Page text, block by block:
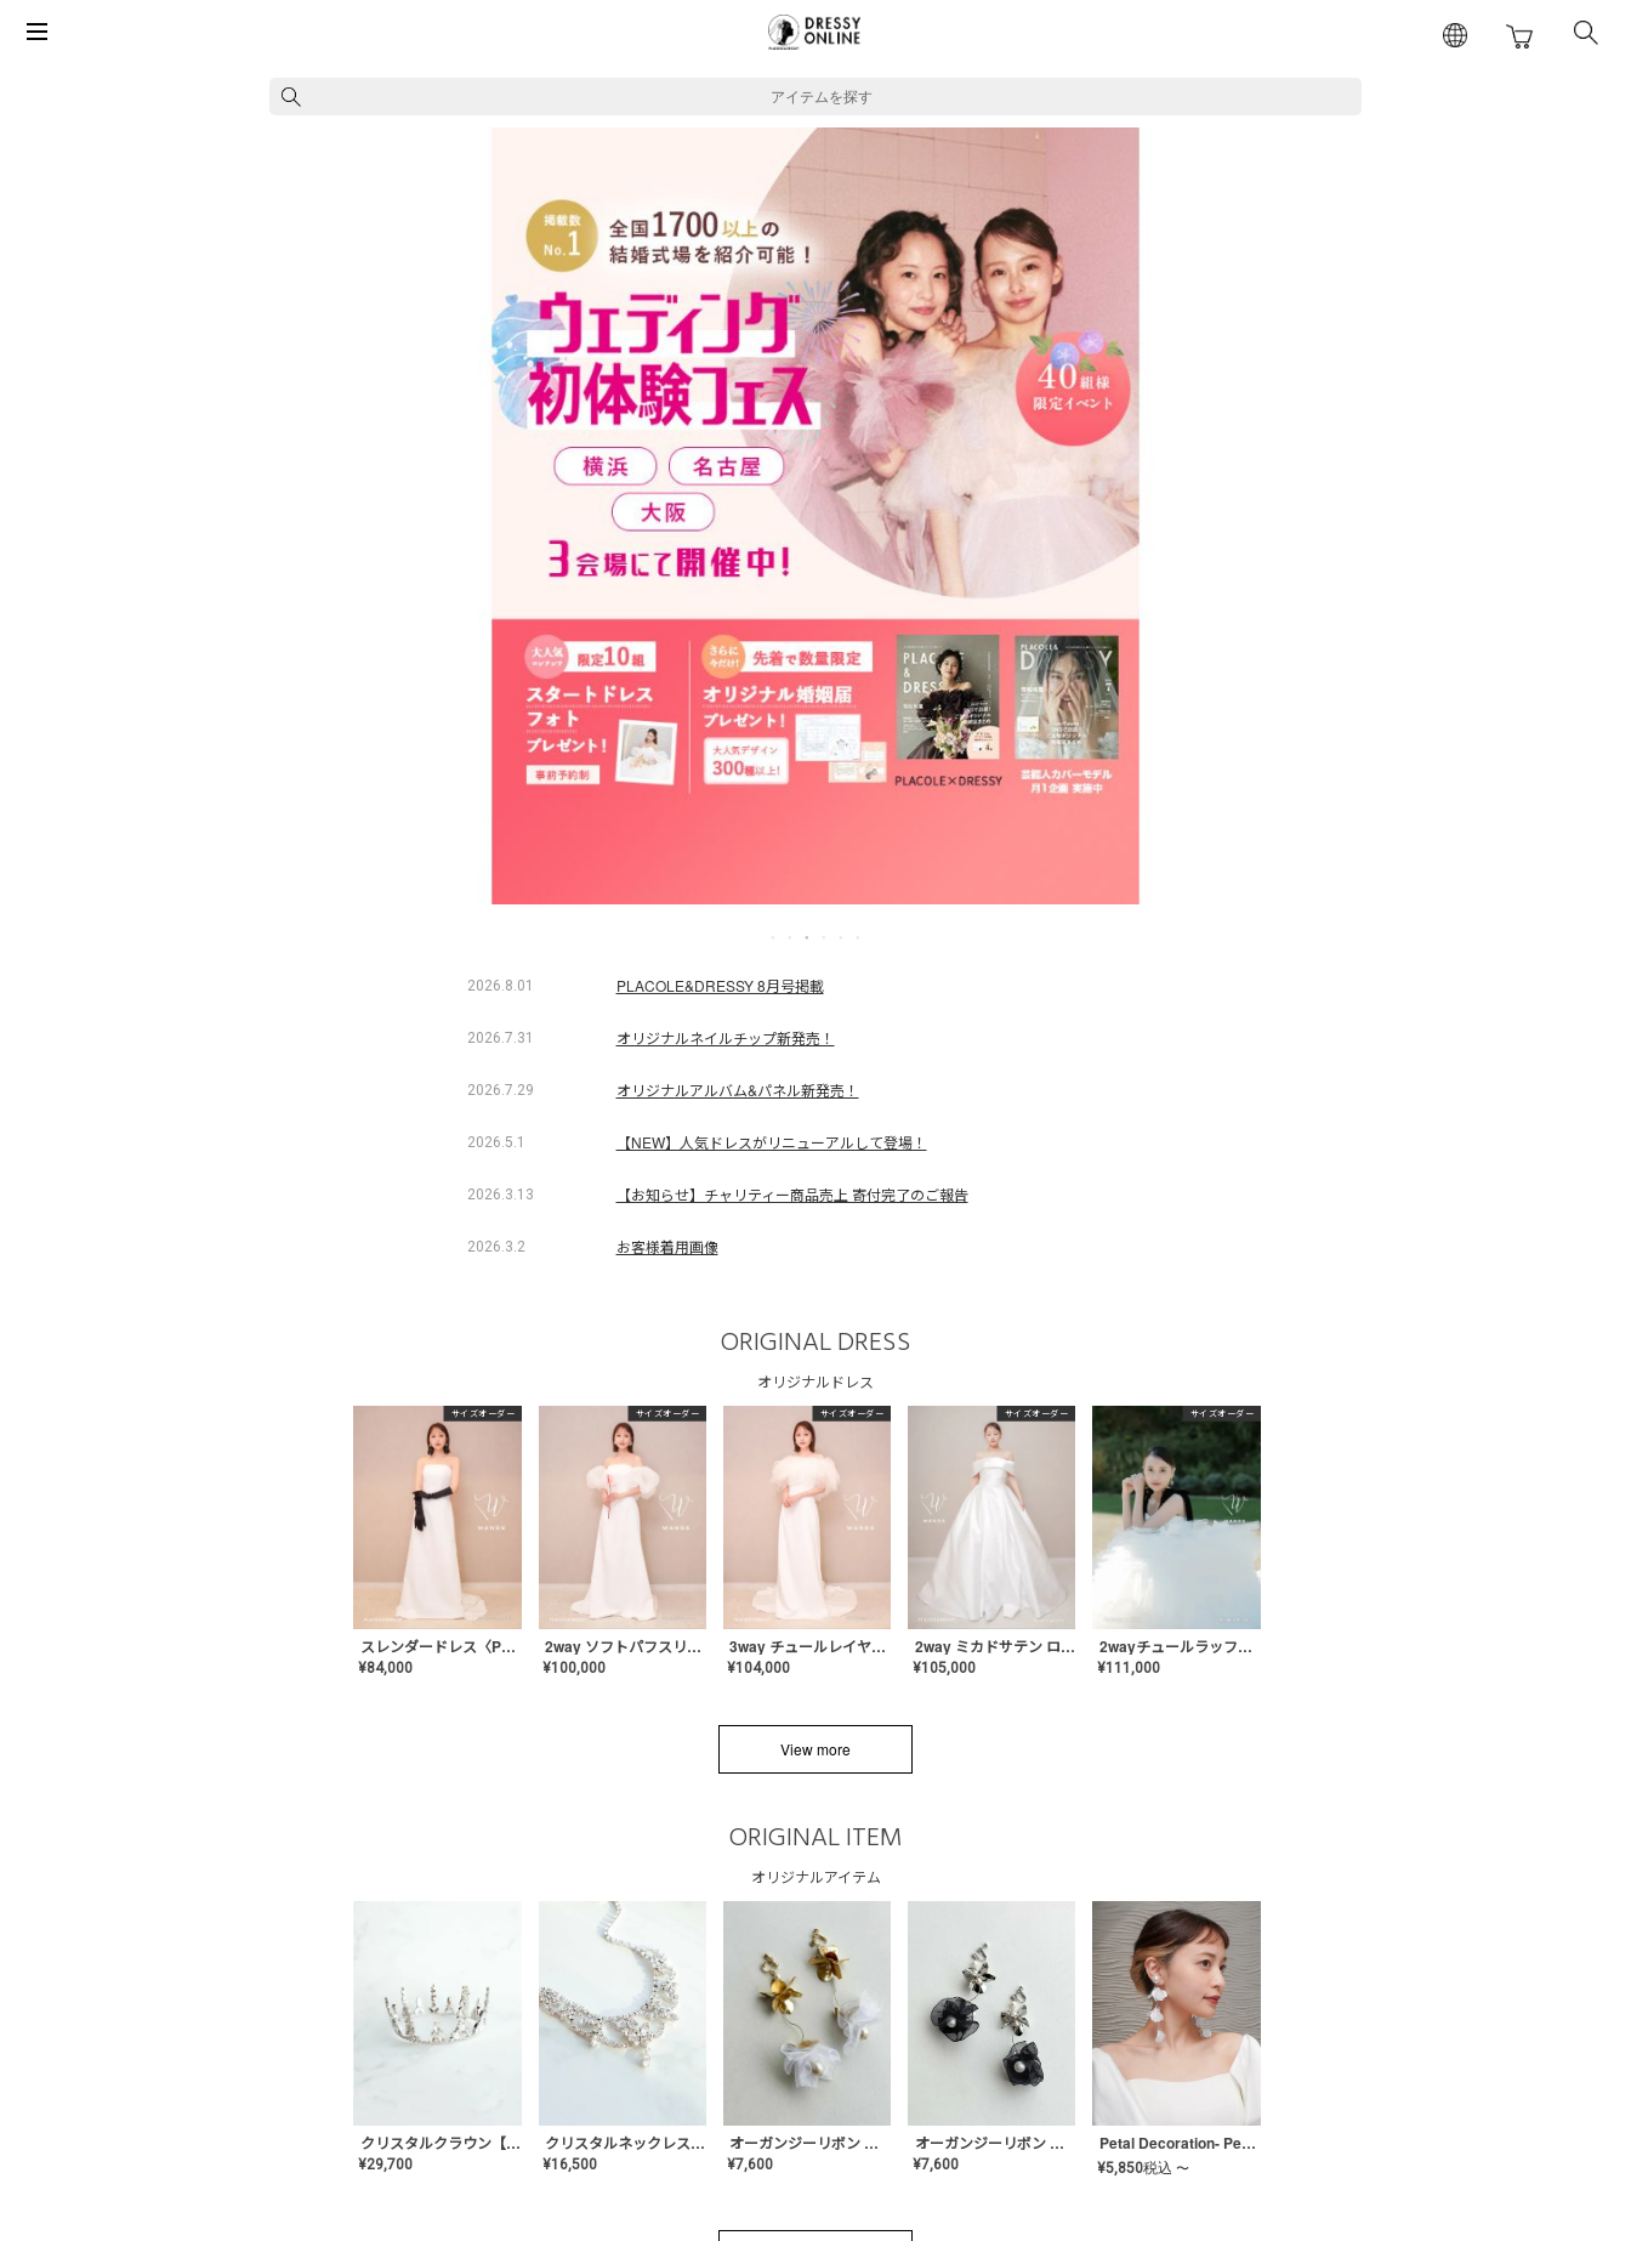
アイテムを探す
2026.8.01 PLACOLE&DRESSY 8月号掲載
2026.7.31 オリジナルネイルチップ新発売！
2026.7.29 オリジナルアルバム&パネル新発売！
2026.5.1 【NEW】人気ドレスがリニューアルして登場！
2026.3.13 【お知らせ】チャリティー商品売上 寄付完了のご報告
2026.3.2 お客様着用画像
ORIGINAL DRESS
オリジナルドレス
サイズオーダー
スレンダードレス〈PD-WDOR-2110〉
¥84,000
サイズオーダー
2way ソフトパフスリーブ スレンダードレス〈PD-WDOR-2112〉
¥100,000
サイズオーダー
3way チュールレイヤーオフショルダー スレンダードレス〈PD-WDOR-2111〉
¥104,000
サイズオーダー
2way ミカドサテン ロールカラードレス〈PD-WDOR-511〉
¥105,000
サイズオーダー
2wayチュールラッフルドレス〈PD-WDOR-341〉
¥111,000
View more
ORIGINAL ITEM
オリジナルアイテム
クリスタルクラウン【MA-COHD-01】韓国風クラウン/ウェディングクラウン/ティアラ
¥29,700
クリスタルネックレス-Lace【MA-CONL-02】
¥16,500
オーガンジーリボン バレリーナイヤリング&ピアス【White】〈PV-COER-12〉
¥7,600
オーガンジーリボン バレリーナイヤリング&ピアス【Black】〈PV-COER-11〉
¥7,600
Petal Decoration- Pearl【JA-COER-3】
¥5,850税込 〜